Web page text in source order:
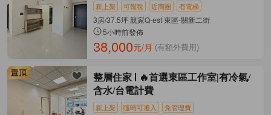
新上架 可報稅 近商圈 有電梯
3房/37.5坪 親家Q-est 東區-關新二街
5小時前發佈
38,000元/月 (有額外費用)
整層住家
🔥首選東區工作室|有冷氣/
含水/台電計費
新上架 隨時可遷入 免管理費